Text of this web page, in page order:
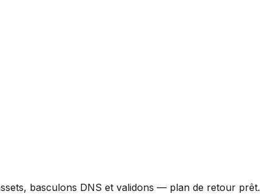
basculons DNS et validons — plan de retour prêt.